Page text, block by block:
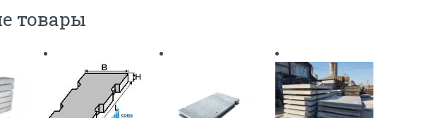
товары